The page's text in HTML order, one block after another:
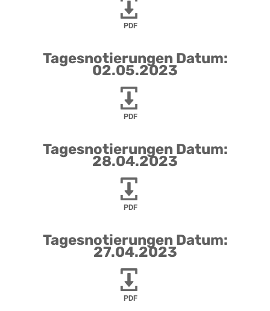
PDF
Tagesnotierungen Datum:
02.05.2023
PDF
Tagesnotierungen Datum:
28.04.2023
PDF
Tagesnotierungen Datum:
27.04.2023
PDF